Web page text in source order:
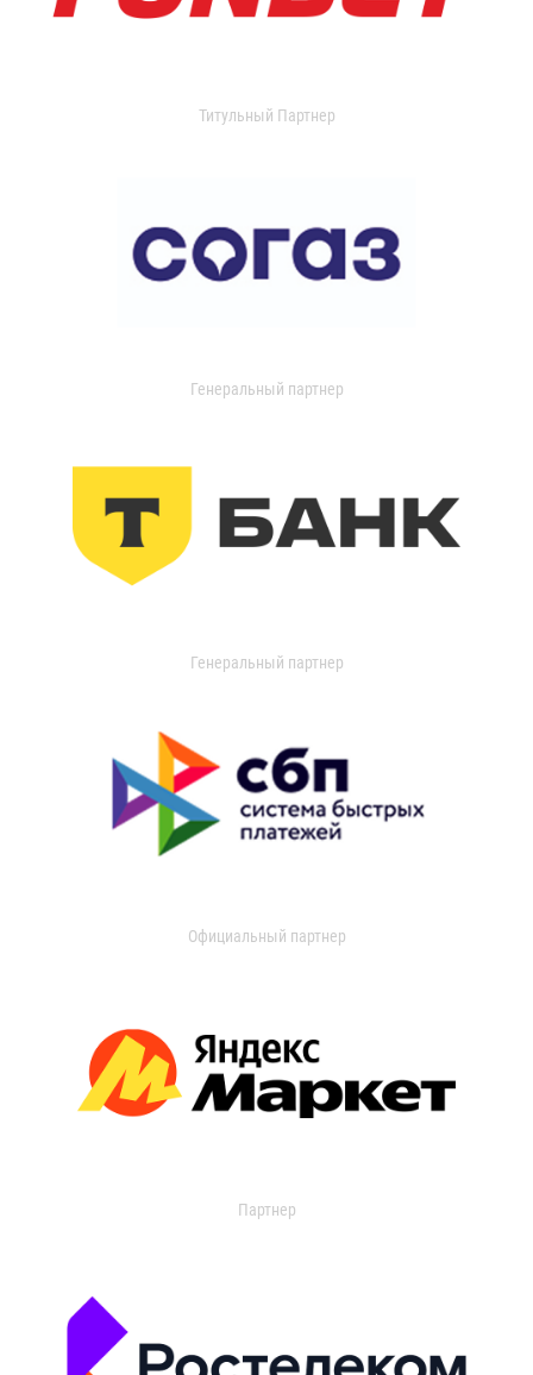
Титульный Партнер
Генеральный партнер
Генеральный партнер
Официальный партнер
Партнер